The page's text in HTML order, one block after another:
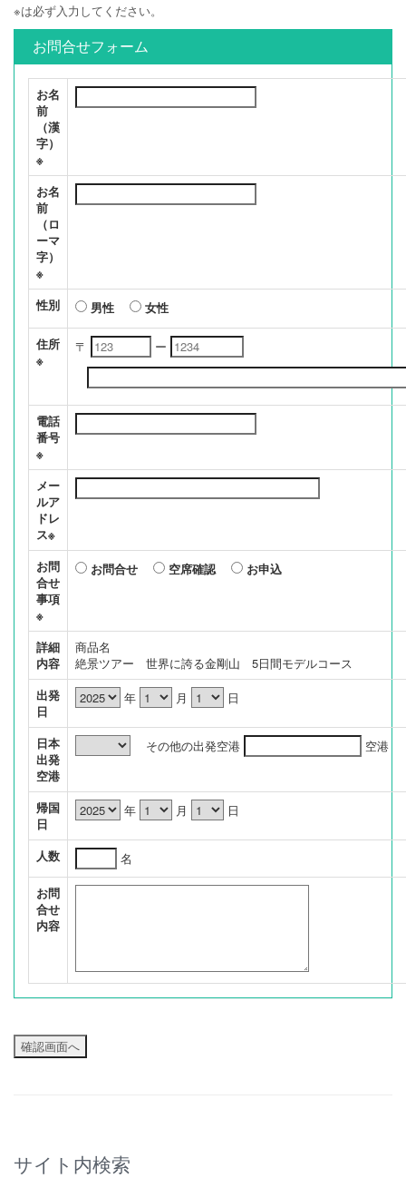
※は必ず入力してください。
お問合せフォーム
お名
前
（漢
字）
※
お名
前
（ロ
ーマ
字）
※
性別
男性 女性
住所
※
〒 ー
電話
番号
※
メー
ルア
ドレ
ス※
お問
合せ
事項
※
お問合せ 空席確認 お申込
詳細
内容
商品名
絶景ツアー 世界に誇る金剛山 5日間モデルコース
出発
日
年 月 日
日本
出発
空港
その他の出発空港 空港
帰国
日
年 月 日
人数
名
お問
合せ
内容
サイト内検索